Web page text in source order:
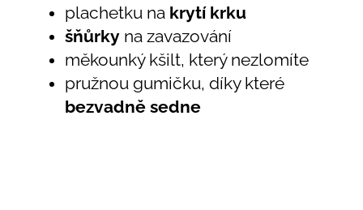
plachetku na krytí krku
šňůrky na zavazování
měkounký kšilt, který nezlomíte
pružnou gumičku, díky které
bezvadně sedne